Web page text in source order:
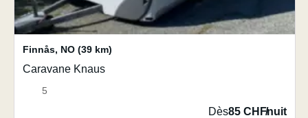
Finnås, NO (39 km)
Caravane Knaus
5
Dès85 CHF/nuit